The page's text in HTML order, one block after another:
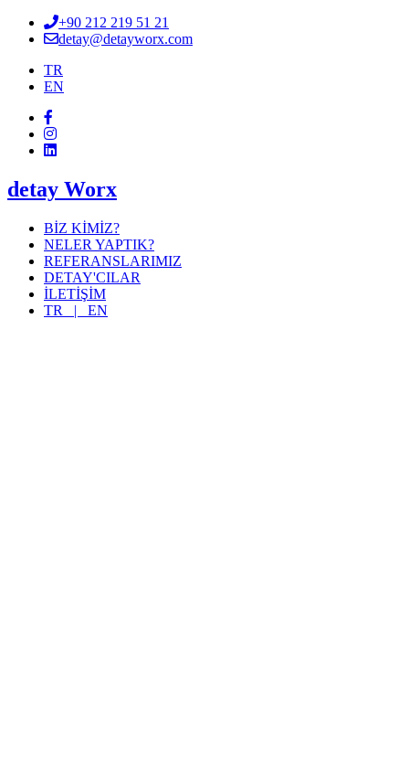
+90 212 219 51 21
detay@detayworx.com
TR
EN
detay Worx
BİZ KİMİZ?
NELER YAPTIK?
REFERANSLARIMIZ
DETAY'CILAR
İLETİŞİM
TR | EN